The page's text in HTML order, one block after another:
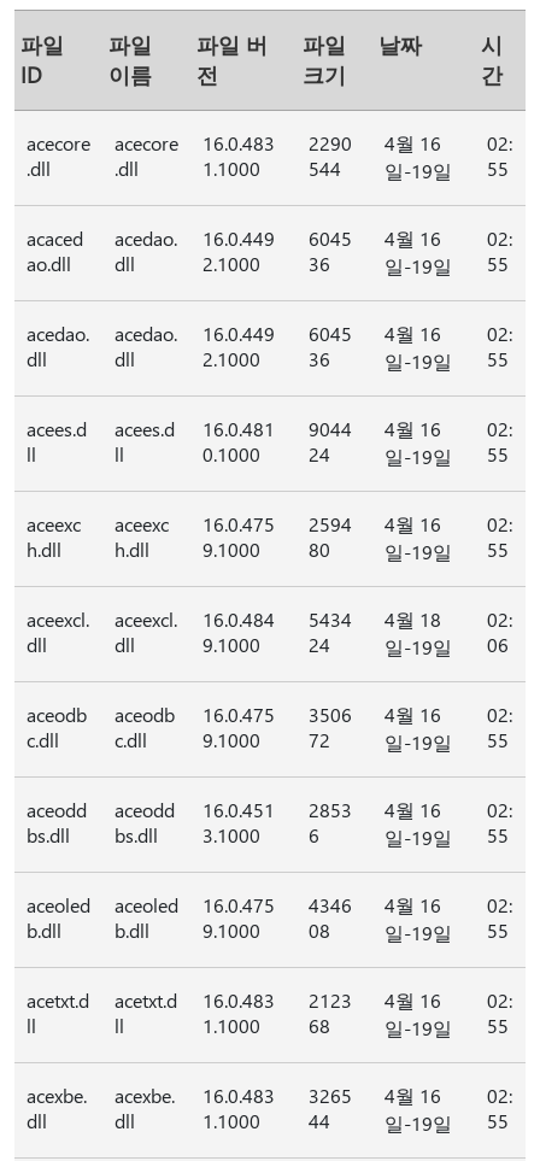
파일
ID
파일
이름
파일 버
전
파일
크기
날짜
시
간
acecore
.dll
acecore
.dll
16.0.483
1.1000
2290
544
4월 16
일-19일
02:
55
acaced
ao.dll
acedao.
dll
16.0.449
2.1000
6045
36
4월 16
일-19일
02:
55
acedao.
dll
acedao.
dll
16.0.449
2.1000
6045
36
4월 16
일-19일
02:
55
acees.d
ll
acees.d
ll
16.0.481
0.1000
9044
24
4월 16
일-19일
02:
55
aceexc
h.dll
aceexc
h.dll
16.0.475
9.1000
2594
80
4월 16
일-19일
02:
55
aceexcl.
dll
aceexcl.
dll
16.0.484
9.1000
5434
24
4월 18
일-19일
02:
06
aceodb
c.dll
aceodb
c.dll
16.0.475
9.1000
3506
72
4월 16
일-19일
02:
55
aceodd
bs.dll
aceodd
bs.dll
16.0.451
3.1000
2853
6
4월 16
일-19일
02:
55
aceoled
b.dll
aceoled
b.dll
16.0.475
9.1000
4346
08
4월 16
일-19일
02:
55
acetxt.d
ll
acetxt.d
ll
16.0.483
1.1000
2123
68
4월 16
일-19일
02:
55
acexbe.
dll
acexbe.
dll
16.0.483
1.1000
3265
44
4월 16
일-19일
02:
55